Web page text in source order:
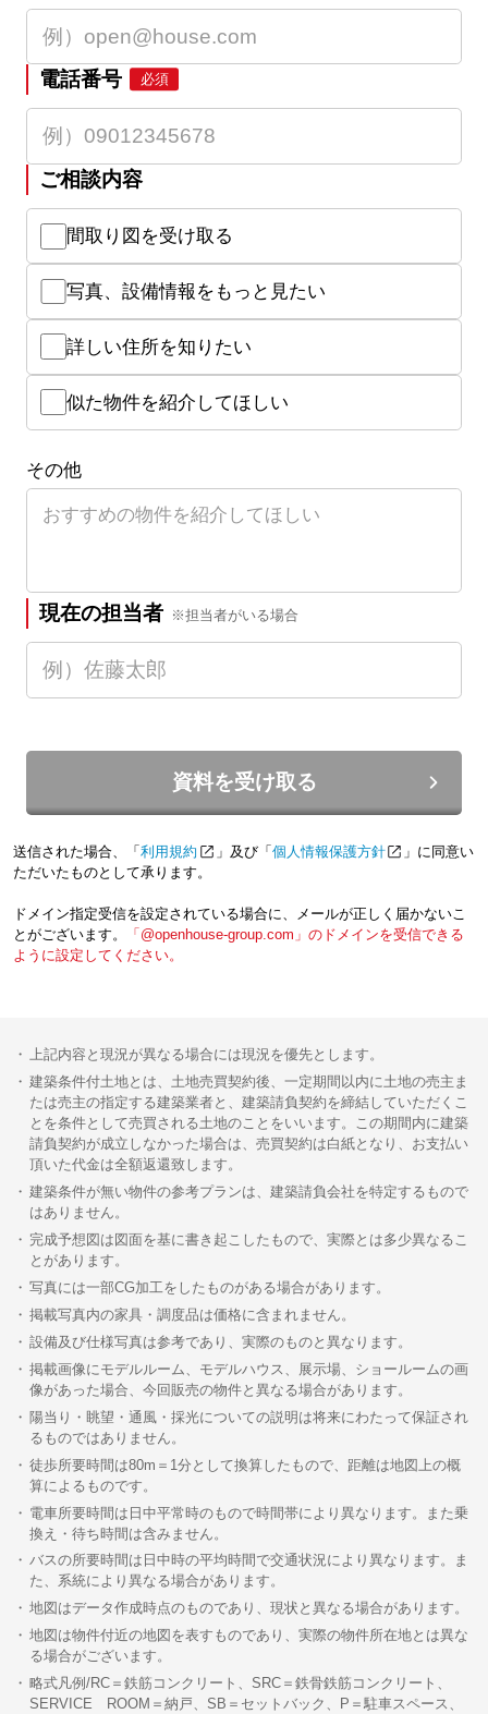
電話番号 必須
ご相談内容
間取り図を受け取る
写真、設備情報をもっと見たい
詳しい住所を知りたい
似た物件を紹介してほしい
その他
現在の担当者 ※担当者がいる場合
資料を受け取る
送信された場合、「 利用規約 」及び「 個人情報保護方針
」に同意い
ただいたものとして承ります。
ドメイン指定受信を設定されている場合に、メールが正しく届かないこ
とがございます。
「@openhouse-group.com」のドメインを受信できる
ように設定してください。
上記内容と現況が異なる場合には現況を優先とします。
建築条件付土地とは、土地売買契約後、一定期間以内に土地の売主ま
たは売主の指定する建築業者と、建築請負契約を締結していただくこ
とを条件として売買される土地のことをいいます。この期間内に建築
請負契約が成立しなかった場合は、売買契約は白紙となり、お支払い
頂いた代金は全額返還致します。
建築条件が無い物件の参考プランは、建築請負会社を特定するもので
はありません。
完成予想図は図面を基に書き起こしたもので、実際とは多少異なるこ
とがあります。
写真には一部CG加工をしたものがある場合があります。
掲載写真内の家具・調度品は価格に含まれません。
設備及び仕様写真は参考であり、実際のものと異なります。
掲載画像にモデルルーム、モデルハウス、展示場、ショールームの画
像があった場合、今回販売の物件と異なる場合があります。
陽当り・眺望・通風・採光についての説明は将来にわたって保証され
るものではありません。
徒歩所要時間は80m＝1分として換算したもので、距離は地図上の概
算によるものです。
電車所要時間は日中平常時のもので時間帯により異なります。また乗
換え・待ち時間は含みません。
バスの所要時間は日中時の平均時間で交通状況により異なります。ま
た、系統により異なる場合があります。
地図はデータ作成時点のものであり、現状と異なる場合があります。
地図は物件付近の地図を表すものであり、実際の物件所在地とは異な
る場合がございます。
略式凡例/RC＝鉄筋コンクリート、SRC＝鉄骨鉄筋コンクリート、
SERVICE ROOM＝納戸、SB＝セットバック、P＝駐車スペース、